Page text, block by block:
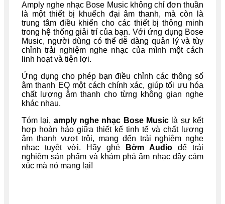
Amply nghe nhạc Bose Music không chỉ đơn thuần
là một thiết bị khuếch đại âm thanh, mà còn là
trung tâm điều khiển cho các thiết bị thông minh
trong hệ thống giải trí của bạn. Với ứng dụng Bose
Music, người dùng có thể dễ dàng quản lý và tùy
chỉnh trải nghiệm nghe nhạc của mình một cách
linh hoạt và tiện lợi.
Ứng dụng cho phép bạn điều chỉnh các thông số
âm thanh EQ một cách chính xác, giúp tối ưu hóa
chất lượng âm thanh cho từng không gian nghe
khác nhau.
Tóm lại, amply nghe nhạc Bose Music là sự kết
hợp hoàn hảo giữa thiết kế tinh tế và chất lượng
âm thanh vượt trội, mang đến trải nghiệm nghe
nhạc tuyệt vời. Hãy ghé
Bờm Audio để trải
nghiệm sản phẩm và khám phá âm nhạc đầy cảm
xúc mà nó mang lại!